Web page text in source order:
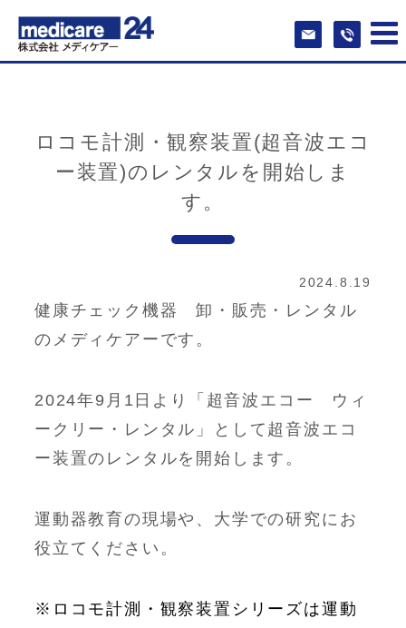
ロコモ計測・観察装置(超音波エコ
ー装置)のレンタルを開始しま
す。
2024.8.19
健康チェック機器 卸・販売・レンタル
のメディケアーです。
2024年9月1日より「超音波エコー ウィ
ークリー・レンタル」として超音波エコ
ー装置のレンタルを開始します。
運動器教育の現場や、大学での研究にお
役立てください。
※ロコモ計測・観察装置シリーズは運動